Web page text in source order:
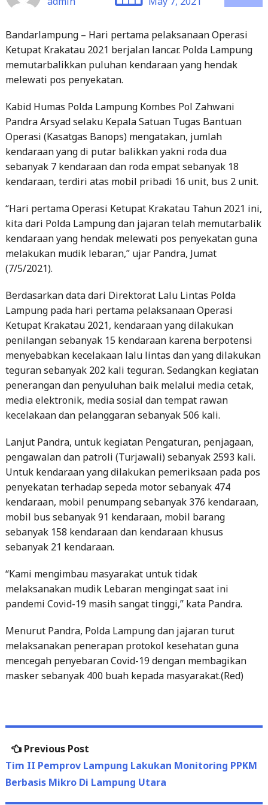
Bandarlampung – Hari pertama pelaksanaan Operasi
Ketupat Krakatau 2021 berjalan lancar. Polda Lampung
memutarbalikkan puluhan kendaraan yang hendak
melewati pos penyekatan.
Kabid Humas Polda Lampung Kombes Pol Zahwani
Pandra Arsyad selaku Kepala Satuan Tugas Bantuan
Operasi (Kasatgas Banops) mengatakan, jumlah
kendaraan yang di putar balikkan yakni roda dua
sebanyak 7 kendaraan dan roda empat sebanyak 18
kendaraan, terdiri atas mobil pribadi 16 unit, bus 2 unit.
“Hari pertama Operasi Ketupat Krakatau Tahun 2021 ini,
kita dari Polda Lampung dan jajaran telah memutarbalik
kendaraan yang hendak melewati pos penyekatan guna
melakukan mudik lebaran,” ujar Pandra, Jumat
(7/5/2021).
Berdasarkan data dari Direktorat Lalu Lintas Polda
Lampung pada hari pertama pelaksanaan Operasi
Ketupat Krakatau 2021, kendaraan yang dilakukan
penilangan sebanyak 15 kendaraan karena berpotensi
menyebabkan kecelakaan lalu lintas dan yang dilakukan
teguran sebanyak 202 kali teguran. Sedangkan kegiatan
penerangan dan penyuluhan baik melalui media cetak,
media elektronik, media sosial dan tempat rawan
kecelakaan dan pelanggaran sebanyak 506 kali.
Lanjut Pandra, untuk kegiatan Pengaturan, penjagaan,
pengawalan dan patroli (Turjawali) sebanyak 2593 kali.
Untuk kendaraan yang dilakukan pemeriksaan pada pos
penyekatan terhadap sepeda motor sebanyak 474
kendaraan, mobil penumpang sebanyak 376 kendaraan,
mobil bus sebanyak 91 kendaraan, mobil barang
sebanyak 158 kendaraan dan kendaraan khusus
sebanyak 21 kendaraan.
“Kami mengimbau masyarakat untuk tidak
melaksanakan mudik Lebaran mengingat saat ini
pandemi Covid-19 masih sangat tinggi,” kata Pandra.
Menurut Pandra, Polda Lampung dan jajaran turut
melaksanakan penerapan protokol kesehatan guna
mencegah penyebaran Covid-19 dengan membagikan
masker sebanyak 400 buah kepada masyarakat.(Red)
Post
navigation
Previous PostPrevious
post:
Tim II Pemprov Lampung Lakukan Monitoring PPKM
Berbasis Mikro Di Lampung Utara